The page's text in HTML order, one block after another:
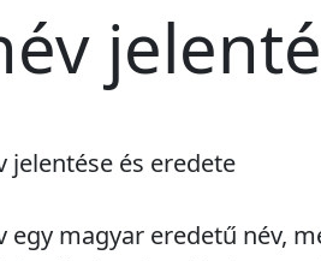
jelentése és eredete
egy magyar eredetű név,